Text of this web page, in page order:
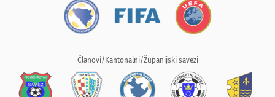
Članovi/Kantonalni/Županijski savezi